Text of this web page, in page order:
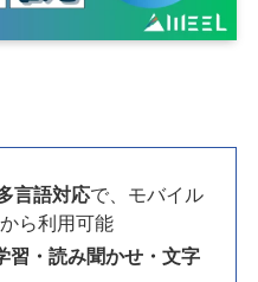
言語対応で、モバイル
ら利用可能
習・読み聞かせ・文字